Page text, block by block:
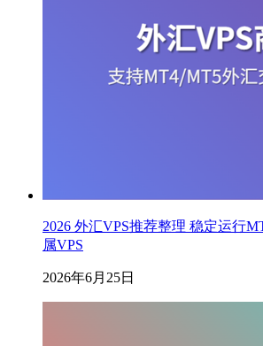
2026 外汇VPS推荐整理 稳定运行
属VPS
2026年6月25日